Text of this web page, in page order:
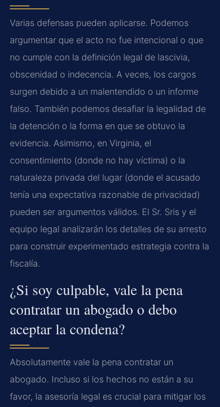
Varias defensas pueden aplicarse. Podemos
argumentar que el acto no fue intencional o que
no cumple con la definición legal de lascivia,
obscenidad o indecencia. A veces, los cargos
surgen debido a un malentendido o un informe
falso. También podemos desafiar la legalidad de
la detención o la forma en que se obtuvo la
evidencia. Asimismo, en Virginia, el
consentimiento (donde no hay víctima) o la
naturaleza privada del lugar (donde el acusado
tenía una expectativa razonable de privacidad)
pueden ser argumentos válidos. El Sr. Sris y el
equipo legal analizarán los detalles de su arresto
para construir experimentado estrategia contra la
fiscalía.
¿Si soy culpable, vale la pena
contratar un abogado o debo
aceptar la condena?
Absolutamente vale la pena contratar un
abogado. Incluso si los hechos no están a su
favor, la asesoría legal es crucial para mitigar los